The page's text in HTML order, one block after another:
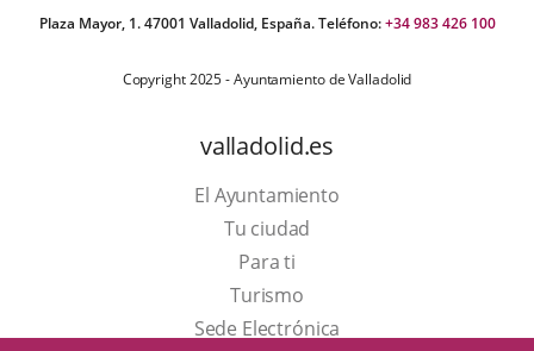
Plaza Mayor, 1. 47001 Valladolid, España. Teléfono:+34 983 426 100
Copyright 2025 - Ayuntamiento de Valladolid
valladolid.es
El Ayuntamiento
Tu ciudad
Para ti
TurismoEste
enlace
Sede Electrónica